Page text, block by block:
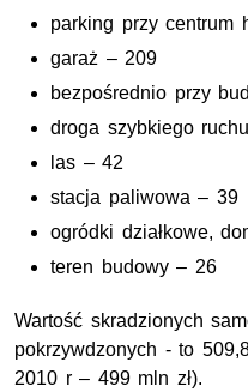
parking przy centrum
garaż – 209
bezpośrednio przy
droga szybkiego
las – 42
stacja paliwowa – 39
ogródki działkowe,
teren budowy – 26
Wartość skradzionych
pokrzywdzonych - to
2010 r – 499 mln zł).